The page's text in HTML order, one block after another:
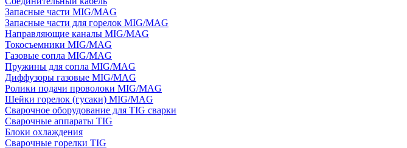
Запасные части MIG/MAG
Запасные части для горелок MIG/MAG
Направляющие каналы MIG/MAG
Токосъемники MIG/MAG
Газовые сопла MIG/MAG
Пружины для сопла MIG/MAG
Диффузоры газовые MIG/MAG
Ролики подачи проволоки MIG/MAG
Шейки горелок (гусаки) MIG/MAG
Сварочное оборудование для TIG сварки
Сварочные аппараты TIG
Блоки охлаждения
Сварочные горелки TIG